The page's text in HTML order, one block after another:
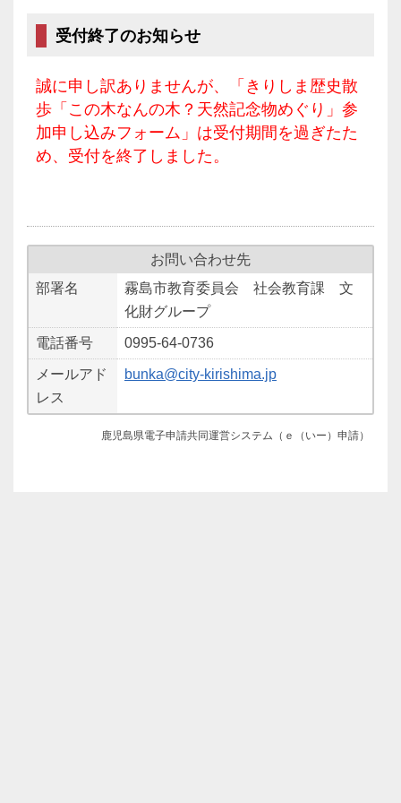
受付終了のお知らせ
誠に申し訳ありませんが、「きりしま歴史散
歩「この木なんの木？天然記念物めぐり」参
加申し込みフォーム」は受付期間を過ぎたた
め、受付を終了しました。
お問い合わせ先
部署名
霧島市教育委員会 社会教育課 文
化財グループ
電話番号 0995-64-0736
メールアド
レス
bunka@city-kirishima.jp
鹿児島県電子申請共同運営システム（ｅ（いー）申請）